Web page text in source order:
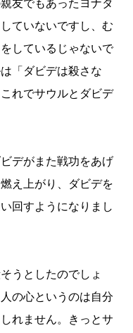
友でもあったヨナタ
ていないですし、む
しているじゃないで
「ダビデは殺さな
れでサウルとダビデ
デがまた戦功をあげ
え上がり、ダビデを
回すようになりまし
うとしたのでしょ
の心というのは自分
れません。きっとサ